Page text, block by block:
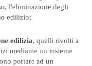
l'eliminazione degli
edilizio;
edilizia, quelli rivolti a
mediante un insieme
portare ad un